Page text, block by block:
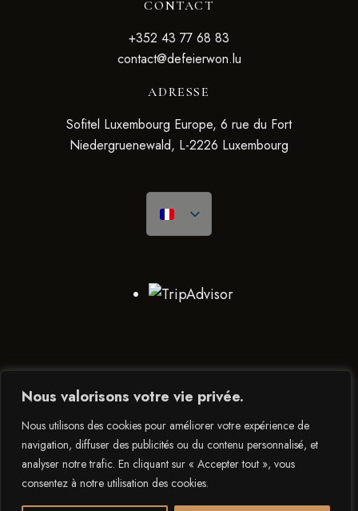
Nous valorisons votre vie privée.
Nous utilisons des cookies pour améliorer votre expérience de
navigation, diffuser des publicités ou du contenu personnalisé, et
analyser notre trafic. En cliquant sur « Accepter tout », vous
consentez à notre utilisation des cookies.
CONTACT
+352 43 77 68 83
contact@defeierwon.lu
ADRESSE
Sofitel Luxembourg Europe, 6 rue du Fort
Niedergruenewald, L-2226 Luxembourg
DE FEIERWON BY SOFITEL LUXEMBOURG EUROPE © 2025
– ANAMA SLE SÀRL – TVA: LU29442109 & RCS: B201691
POLITIQUE DE CONFIDENTIALITÉ